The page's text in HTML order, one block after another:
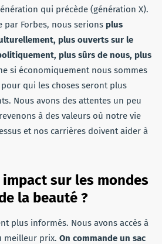
qui précède (génération X).
par Forbes, nous serions plus
plus ouverts sur le
plus sûrs de nous, plus
si économiquement nous sommes
qui les choses seront plus
Nous avons des attentes un peu
à des valeurs où notre vie
et nos carrières doivent aider à
sur les mondes
la beauté ?
plus informés. Nous avons accès à
meilleur prix. On commande un sac